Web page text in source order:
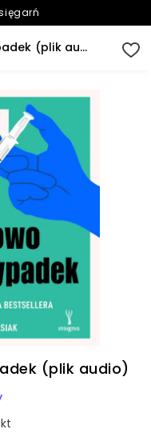
Wyjątkowo trudny przypadek (plik audio)
(plik audio)